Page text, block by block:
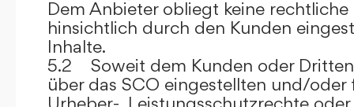
Dem Anbieter obliegt keine
hinsichtlich durch den Kunden
Inhalte.
5.2 Soweit dem Kunden oder
über das SCO eingestellten und/
Urheber-, Leistungsschutzrechte